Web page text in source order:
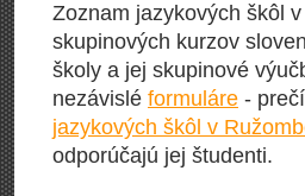
Zoznam jazykových škôl
skupinových kurzov
školy a jej skupinové
nezávislé formuláre -
jazykových škôl v
odporúčajú jej študenti.